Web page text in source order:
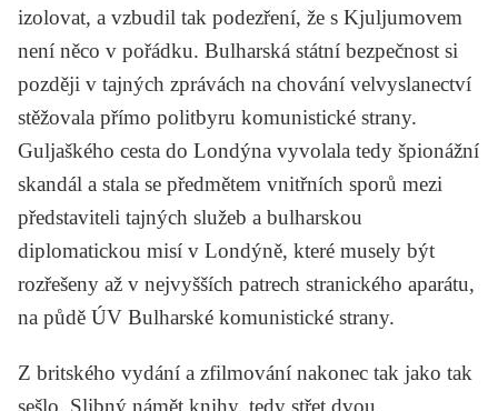
izolovat, a vzbudil tak podezření, že s Kjuljumovem
není něco v pořádku. Bulharská státní bezpečnost si
později v tajných zprávách na chování velvyslanectví
stěžovala přímo politbyru komunistické strany.
Guljaškého cesta do Londýna vyvolala tedy špionážní
skandál a stala se předmětem vnitřních sporů mezi
představiteli tajných služeb a bulharskou
diplomatickou misí v Londýně, které musely být
rozřešeny až v nejvyšších patrech stranického aparátu,
na půdě ÚV Bulharské komunistické strany.
Z britského vydání a zfilmování nakonec tak jako tak
sešlo. Slibný námět knihy, tedy střet dvou